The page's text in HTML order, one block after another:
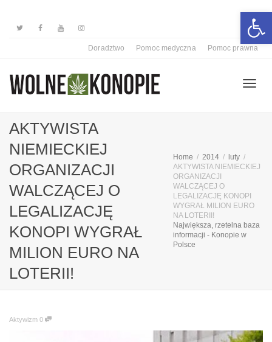
Doradztwo Pomoc medyczna Pomoc prawna
AKTYWISTA
NIEMIECKIEJ
ORGANIZACJI
WALCZĄCEJ O
LEGALIZACJĘ
KONOPI WYGRAŁ
MILION EURO NA
LOTERII!
Home 2014
luty
AKTYWISTA NIEMIECKIEJ
ORGANIZACJI
WALCZĄCEJ O
LEGALIZACJĘ KONOPI
WYGRAŁ MILION EURO
NA LOTERII!
Największa, rzetelna baza
informacji - Konopie w
Polsce
Aktywizm 0